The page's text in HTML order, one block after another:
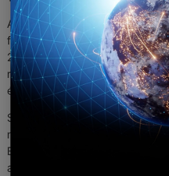
As empresas devem fazer o
folha de pagamento e
20% da parte patronal e
referente ao seu setor de
é vantajoso ou não seguir
Seguimos com o exemplo de
mensal de R$100.000,00
Bruta de R$400.000,00
aplicamos os percentuais de